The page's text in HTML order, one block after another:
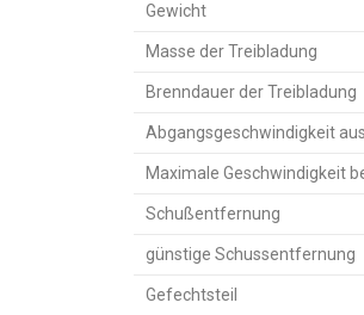
Gewicht
Masse der Treibladung
Brenndauer der Treibladung
Abgangsgeschwindigkeit
Maximale Geschwindigkeit
Schußentfernung
günstige Schussentfernung
Gefechtsteil